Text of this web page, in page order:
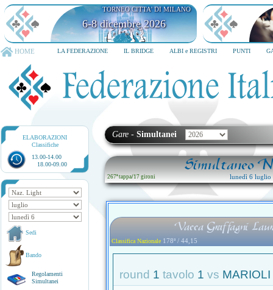
TORNEO CITTA' DI MILANO
6-8 dicembre 2026
HOME LA FEDERAZIONE IL BRIDGE ALBI e REGISTRI PUNTI
ELABORAZIONI
Classifiche
13.00-14.00
18.00-09.00
Sedi
Bando
Regolamenti
Simultanei
Gare - Simultanei
Simultaneo
267ª tappa/17 gironi lunedì 6 luglio
Vacca Graffagni
Classifica Nazionale 178ª / 44,15
round 1 tavolo 1 vs